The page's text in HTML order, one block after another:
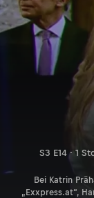
S3 E14 · 1
Bei Katrin
„Exxpress.at“,